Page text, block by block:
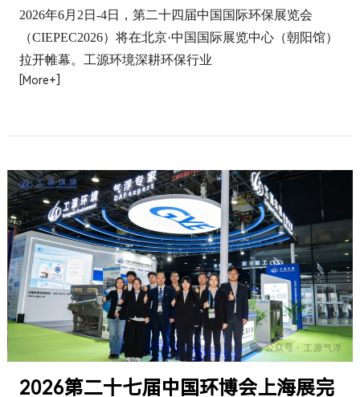
2026年6月2日-4日，第二十四届中国国际环保展览会
（CIEPEC2026）将在北京·中国国际展览中心（朝阳馆）
拉开帷幕。工源环境深耕环保行业
[More+]
2026第二十七届中国环博会上海展完